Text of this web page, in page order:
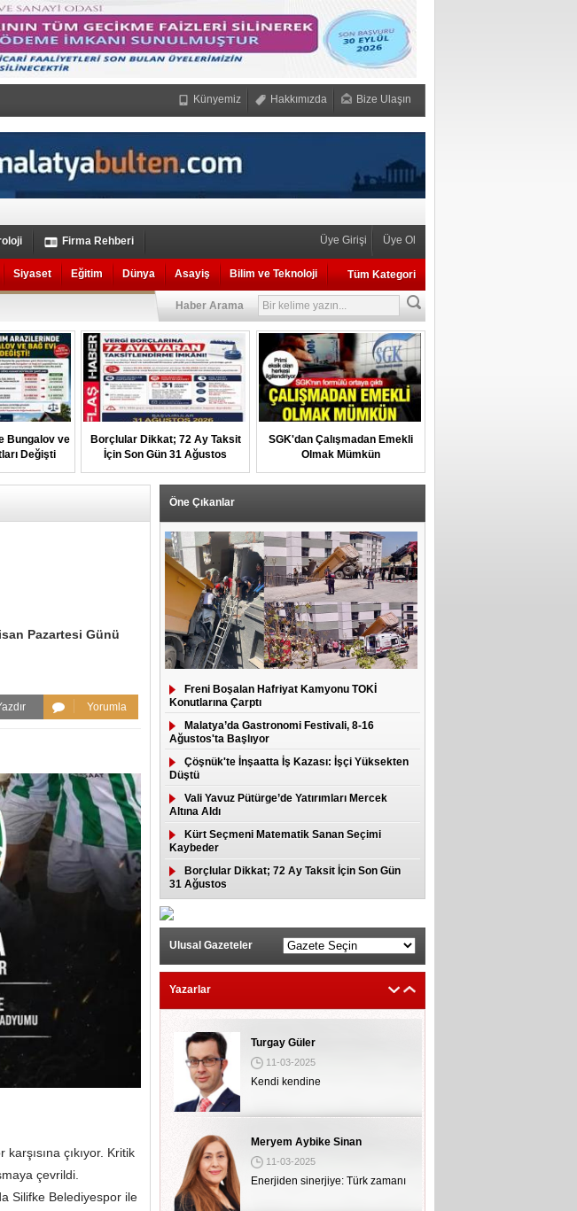
Künyemiz Hakkımızda Bize Ulaşın
Firma Rehberi Üye Girişi Üye Ol
Siyaset Eğitim Dünya Asayiş Bilim ve Teknoloji Tüm Kategori
Haber Arama
Bungalov ve
Değişti
Borçlular Dikkat; 72 Ay Taksit
İçin Son Gün 31 Ağustos
SGK'dan Çalışmadan Emekli
Olmak Mümkün
Pazartesi Günü
Yorumla
çıkıyor. Kritik
çevrildi.
Silifke Belediyespor ile
Öne Çıkanlar
Freni Boşalan Hafriyat Kamyonu TOKİ
Konutlarına Çarptı
Malatya’da Gastronomi Festivali, 8-16
Ağustos'ta Başlıyor
Çöşnük'te İnşaatta İş Kazası: İşçi Yüksekten
Düştü
Vali Yavuz Pütürge’de Yatırımları Mercek
Altına Aldı
Kürt Seçmeni Matematik Sanan Seçimi
Kaybeder
Borçlular Dikkat; 72 Ay Taksit İçin Son Gün
31 Ağustos
Ulusal Gazeteler
Yazarlar
Turgay Güler
11-03-2025
Kendi kendine
Meryem Aybike Sinan
11-03-2025
Enerjiden sinerjiye: Türk zamanı